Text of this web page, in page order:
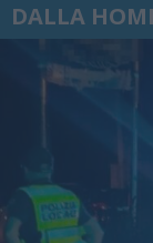
DALLA